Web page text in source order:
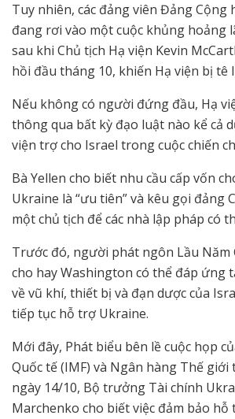
Tuy nhiên, các đảng viên Đảng Cộng
đang rơi vào một cuộc khủng hoảng
sau khi Chủ tịch Hạ viện Kevin
hồi đầu tháng 10, khiến Hạ viện bị tê
Nếu không có người đứng đầu, Hạ
thông qua bất kỳ đạo luật nào kể cả
viện trợ cho Israel trong cuộc chiến
Bà Yellen cho biết nhu cầu cấp vốn
Ukraine là “ưu tiên” và kêu gọi đảng
một chủ tịch để các nhà lập pháp có
Trước đó, người phát ngôn Lầu Năm
cho hay Washington có thể đáp ứng
về vũ khí, thiết bị và đạn dược của
tiếp tục hỗ trợ Ukraine.
Mới đây, Phát biểu bên lề cuộc họp
Quốc tế (IMF) và Ngân hàng Thế giới
ngày 14/10, Bộ trưởng Tài chính
Marchenko cho biết việc đảm bảo hỗ